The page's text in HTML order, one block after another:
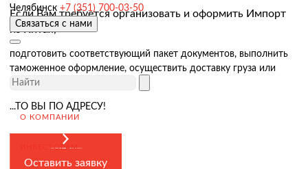
Челябинск +7 (351) 700-03-50
Связаться с нами
О КОМПАНИИ
ИНВЕСТОРАМ
Таможенное оформление и разрешительная документация
Доставка товара иностранному покупателю
Завершение сделки
Возмещение НДС при Экспорте
Подбор поставщиков в России
(для иностранных компаний)
Если Вам требуется организовать и оформить Импорт
из Китая,
подготовить соответствующий пакет документов, выполнить
таможенное оформление, осуществить доставку груза или
подобрать поставщика…
...ТО ВЫ ПО АДРЕСУ!
Оставить заявку